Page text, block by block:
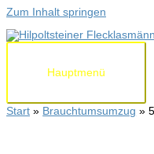
Zum Inhalt springen
Hauptmenü
Start Brauchtumsumzug